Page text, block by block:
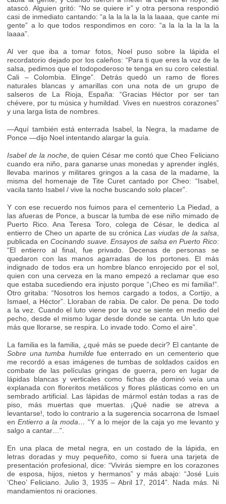
atascó. Alguien gritó: “No se quiere ir” y otra persona respondió
casi de inmediato cantando: “a la la la la la la laaaa, que cante mi
gente” a lo que todos respondimos en coro: “a la la la la la la
laaaa”.
Al ver que iba a tomar fotos, Noel puso sobre la lápida el
recordatorio dejado por los caleños: “Para ti que eres la voz de la
salsa, pedimos que el todopoderoso te tenga en su coro celestial.
Cali – Colombia. Elinge”. Detrás quedó un ramo de flores
naturales blancas y amarillas con una nota de un grupo de
salseros de La Rioja, España: “Gracias Héctor por ser tan
chévere, por tu música y humildad. Vives en nuestros corazones”
y una larga lista de nombres.
—Aquí también está enterrada Isabel, la Negra, la madame de
Ponce —dijo Noel intentando alargar la guía.
Isabel de la noche, de quien César me contó que Cheo Feliciano
cuando era niño, para ganarse unas monedas y aprender inglés,
llevaba marinos y militares gringos a la casa de la madame, la
misma del homenaje de Tite Curet cantado por Cheo: “Isabel,
vacila tanto Isabel / vive la noche buscando solo placer”.
Y con ese recuerdo nos fuimos para el cementerio La Piedad, a
las afueras de Ponce, a buscar la tumba de ese niño mimado de
Puerto Rico. Ana Teresa Toro, colega de César, le dedica al
entierro de Cheo un aparte de su crónicaLas viudas de la salsa,
publicada enCocinando suave. Ensayos de salsa en Puerto Rico:
“El entierro al final, fue privado. Decenas de personas se
quedaron con las manos agarradas de los portones. El más
indignado de todos era un hombre blanco enrojecido por el sol,
quien con una cerveza en la mano empezó a reclamar que eso
que estaba sucediendo era injusto porque “¡Cheo es mi familia!”.
Otro gritaba: “Nosotros los hemos cargado a todos, a Cortijo, a
Ismael, a Héctor”. Lloraban de rabia. De calor. De pena. De todo
a la vez. Cuando el luto viene por la voz se siente en medio del
pecho, desde el mismo lugar desde donde se canta. Un luto que
más que llorarse, se respira. Lo invade todo. Como el aire”.
La familia es la familia, ¿qué más se puede decir? El cantante de
Sobre una tumba humildefue enterrado en un cementerio que
me recordó a esas imágenes de tumbas de soldados caídos en
combate de las películas gringas de guerra, pero en lugar de
lápidas blancas y verticales como fichas de dominó veía una
explanada con floreritos metálicos y flores plásticas como en un
sembrado artificial. Las lápidas de mármol están todas a ras de
piso, más muertas que muertas. ¡Qué nadie se atreva a
levantarse!, todo lo contrario a la sugerencia socarrona de Ismael
enEntierro a la moda…“Y a lo mejor de la caja yo me levanto y
salgo a cantar…”.
En una placa de metal negra, en un costado de la lápida, en
letras doradas y muy pequeñito, como si fuera una tarjeta de
presentación profesional, dice: “Vivirás siempre en los corazones
de esposa, hijos, nietos y hermanos” y más abajo: “José Luis
‘Cheo’ Feliciano. Julio 3, 1935 – Abril 17, 2014”. Nada más. Ni
mandamientos ni oraciones.